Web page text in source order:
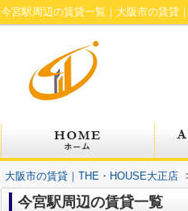
今宮駅周辺の賃貸一覧｜大阪市の賃貸
大阪市の賃貸｜THE・HOUSE大正店
今宮駅周辺の賃貸一覧